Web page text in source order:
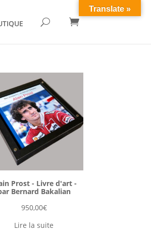
U 
Prost - Livre d'art -
Bernard Bakalian
950,00€
Lire la suite
Translate »